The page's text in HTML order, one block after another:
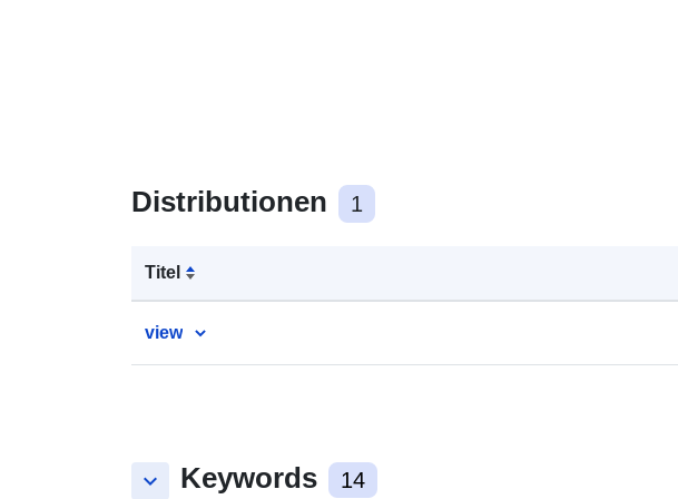
Distributionen 1
Titel
view
keyboard_arrow_down Keywords 14